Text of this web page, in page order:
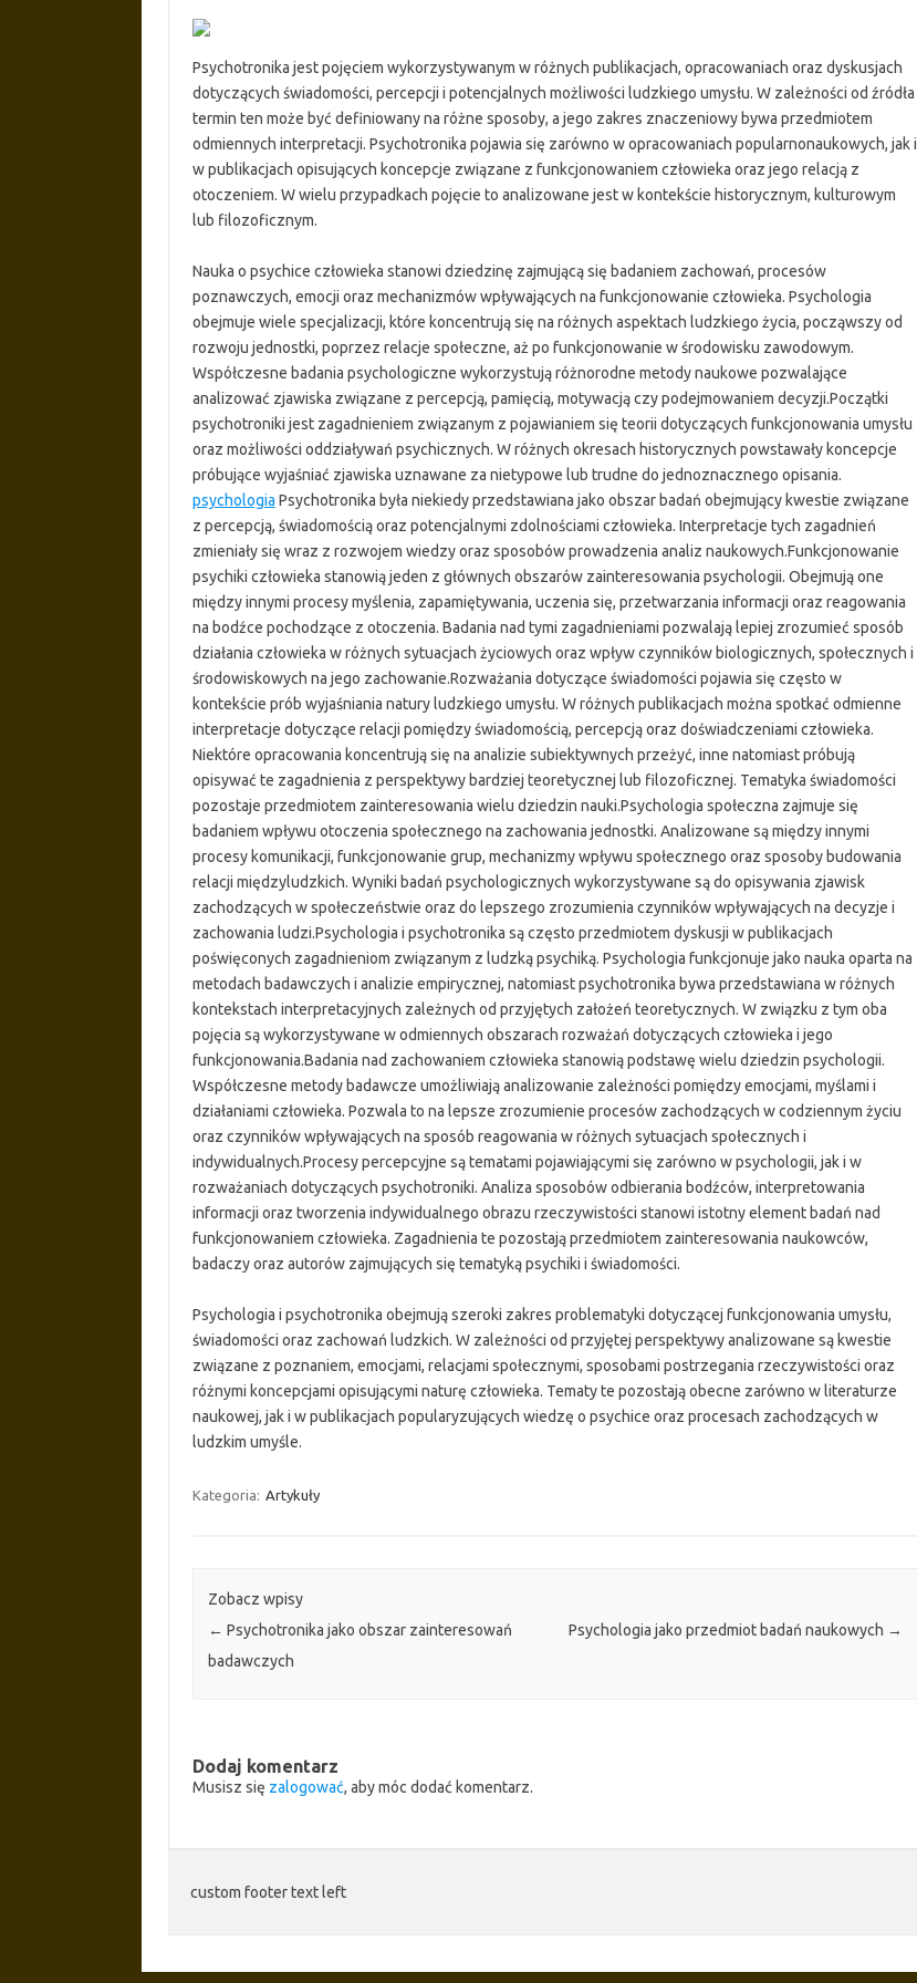
Psychotronika jest pojęciem wykorzystywanym w różnych publikacjach, opracowaniach oraz dyskusjach
dotyczących świadomości, percepcji i potencjalnych możliwości ludzkiego umysłu. W zależności od źródła
termin ten może być definiowany na różne sposoby, a jego zakres znaczeniowy bywa przedmiotem
odmiennych interpretacji. Psychotronika pojawia się zarówno w opracowaniach popularnonaukowych, jak i
w publikacjach opisujących koncepcje związane z funkcjonowaniem człowieka oraz jego relacją z
otoczeniem. W wielu przypadkach pojęcie to analizowane jest w kontekście historycznym, kulturowym
lub filozoficznym.
Nauka o psychice człowieka stanowi dziedzinę zajmującą się badaniem zachowań, procesów
poznawczych, emocji oraz mechanizmów wpływających na funkcjonowanie człowieka. Psychologia
obejmuje wiele specjalizacji, które koncentrują się na różnych aspektach ludzkiego życia, począwszy od
rozwoju jednostki, poprzez relacje społeczne, aż po funkcjonowanie w środowisku zawodowym.
Współczesne badania psychologiczne wykorzystują różnorodne metody naukowe pozwalające
analizować zjawiska związane z percepcją, pamięcią, motywacją czy podejmowaniem decyzji.Początki
psychotroniki jest zagadnieniem związanym z pojawianiem się teorii dotyczących funkcjonowania umysłu
oraz możliwości oddziaływań psychicznych. W różnych okresach historycznych powstawały koncepcje
próbujące wyjaśniać zjawiska uznawane za nietypowe lub trudne do jednoznacznego opisania.
psychologia Psychotronika była niekiedy przedstawiana jako obszar badań obejmujący kwestie związane
z percepcją, świadomością oraz potencjalnymi zdolnościami człowieka. Interpretacje tych zagadnień
zmieniały się wraz z rozwojem wiedzy oraz sposobów prowadzenia analiz naukowych.Funkcjonowanie
psychiki człowieka stanowią jeden z głównych obszarów zainteresowania psychologii. Obejmują one
między innymi procesy myślenia, zapamiętywania, uczenia się, przetwarzania informacji oraz reagowania
na bodźce pochodzące z otoczenia. Badania nad tymi zagadnieniami pozwalają lepiej zrozumieć sposób
działania człowieka w różnych sytuacjach życiowych oraz wpływ czynników biologicznych, społecznych i
środowiskowych na jego zachowanie.Rozważania dotyczące świadomości pojawia się często w
kontekście prób wyjaśniania natury ludzkiego umysłu. W różnych publikacjach można spotkać odmienne
interpretacje dotyczące relacji pomiędzy świadomością, percepcją oraz doświadczeniami człowieka.
Niektóre opracowania koncentrują się na analizie subiektywnych przeżyć, inne natomiast próbują
opisywać te zagadnienia z perspektywy bardziej teoretycznej lub filozoficznej. Tematyka świadomości
pozostaje przedmiotem zainteresowania wielu dziedzin nauki.Psychologia społeczna zajmuje się
badaniem wpływu otoczenia społecznego na zachowania jednostki. Analizowane są między innymi
procesy komunikacji, funkcjonowanie grup, mechanizmy wpływu społecznego oraz sposoby budowania
relacji międzyludzkich. Wyniki badań psychologicznych wykorzystywane są do opisywania zjawisk
zachodzących w społeczeństwie oraz do lepszego zrozumienia czynników wpływających na decyzje i
zachowania ludzi.Psychologia i psychotronika są często przedmiotem dyskusji w publikacjach
poświęconych zagadnieniom związanym z ludzką psychiką. Psychologia funkcjonuje jako nauka oparta na
metodach badawczych i analizie empirycznej, natomiast psychotronika bywa przedstawiana w różnych
kontekstach interpretacyjnych zależnych od przyjętych założeń teoretycznych. W związku z tym oba
pojęcia są wykorzystywane w odmiennych obszarach rozważań dotyczących człowieka i jego
funkcjonowania.Badania nad zachowaniem człowieka stanowią podstawę wielu dziedzin psychologii.
Współczesne metody badawcze umożliwiają analizowanie zależności pomiędzy emocjami, myślami i
działaniami człowieka. Pozwala to na lepsze zrozumienie procesów zachodzących w codziennym życiu
oraz czynników wpływających na sposób reagowania w różnych sytuacjach społecznych i
indywidualnych.Procesy percepcyjne są tematami pojawiającymi się zarówno w psychologii, jak i w
rozważaniach dotyczących psychotroniki. Analiza sposobów odbierania bodźców, interpretowania
informacji oraz tworzenia indywidualnego obrazu rzeczywistości stanowi istotny element badań nad
funkcjonowaniem człowieka. Zagadnienia te pozostają przedmiotem zainteresowania naukowców,
badaczy oraz autorów zajmujących się tematyką psychiki i świadomości.
Psychologia i psychotronika obejmują szeroki zakres problematyki dotyczącej funkcjonowania umysłu,
świadomości oraz zachowań ludzkich. W zależności od przyjętej perspektywy analizowane są kwestie
związane z poznaniem, emocjami, relacjami społecznymi, sposobami postrzegania rzeczywistości oraz
różnymi koncepcjami opisującymi naturę człowieka. Tematy te pozostają obecne zarówno w literaturze
naukowej, jak i w publikacjach popularyzujących wiedzę o psychice oraz procesach zachodzących w
ludzkim umyśle.
Kategoria: Artykuły
Zobacz wpisy
← Psychotronika jako obszar zainteresowań
badawczych
Psychologia jako przedmiot badań naukowych →
Dodaj komentarz
Musisz się zalogować, aby móc dodać komentarz.
custom footer text left